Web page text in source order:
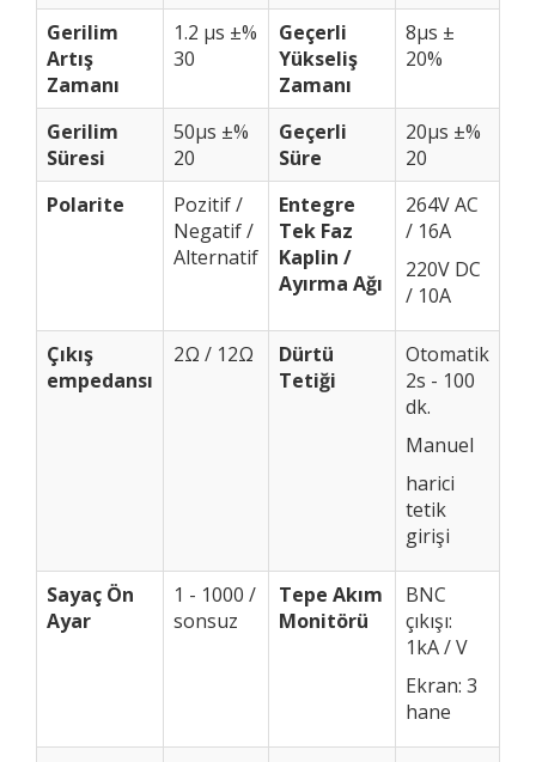
Gerilim
Artış
Zamanı
1.2 μs ±%
30
Geçerli
Yükseliş
Zamanı
8μs ±
20%
Gerilim
Süresi
50μs ±%
20
Geçerli
Süre
20μs ±%
20
Polarite
Pozitif /
Negatif /
Alternatif
Entegre
Tek Faz
Kaplin /
Ayırma Ağı
264V AC
/ 16A
220V DC
/ 10A
Çıkış
empedansı
2Ω / 12Ω
Dürtü
Tetiği
Otomatik
2s - 100
dk.
Manuel
harici
tetik
girişi
Sayaç Ön
Ayar
1 - 1000 /
sonsuz
Tepe Akım
Monitörü
BNC
çıkışı:
1kA / V
Ekran: 3
hane